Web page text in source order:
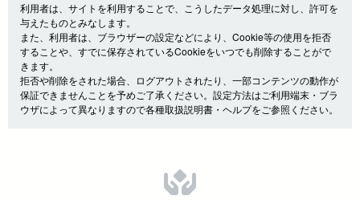
利用者は、サイトを利用することで、こうしたデータ処理に対し、許可を
与えたものとみなします。
また、利用者は、ブラウザーの設定などにより、Cookie等の使用を拒否
することや、すでに保存されているCookieをいつでも削除することがで
きます。
拒否や削除をされた場合、ログアウトされたり、一部コンテンツの動作が
保証できませんことを予めご了承ください。設定方法はご利用端末・ブラ
ウザによって異なりますので各種取扱説明書・ヘルプをご参照ください。